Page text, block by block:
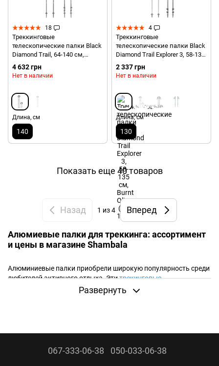
18
Треккинговые
телескопические палки Black
Diamond Trail, 64-140 см,
Picante (BD 112507.6006)
4 632 грн
Нет в наличии
Длина, см
140
4
Треккинговые
телескопические палки Black
Diamond Trail Explorer 3, 58-135
см, Burnt Olive (BD
112229.3023)
2 337 грн
Нет в наличии
Длина, см
130
Показать еще 40 товаров
Назад 1 из 4 Вперед
Алюмиевые палки для треккинга: ассортимент
и цены в магазине Shambala
Алюминиевые палки приобрели широкую популярность среди
любителей активного отдыха. Этитрекинговые
имеют надежную конструкцию и поможет сохранять
равновесие во время длительных горных походов, прогулок и
Палки из алюминия имеют следующие преимущества:
Развернуть
067-333-06-38 050-033-06-38